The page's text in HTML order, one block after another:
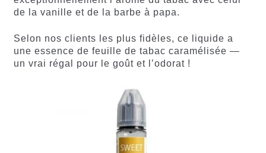
de la vanille et de la barbe à papa.
Selon nos clients les plus fidèles, ce liquide a
une essence de feuille de tabac caramélisée —
un vrai régal pour le goût et l’odorat !